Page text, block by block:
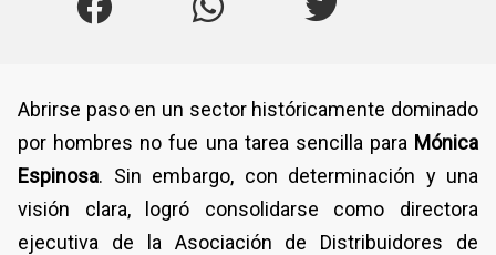
Abrirse paso en un sector históricamente dominado
por hombres no fue una tarea sencilla para Mónica
Espinosa. Sin embargo, con determinación y una
visión clara, logró consolidarse como directora
ejecutiva de la Asociación de Distribuidores de